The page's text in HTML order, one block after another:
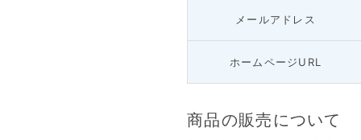
メールアドレス
ホームページURL
商品の販売について